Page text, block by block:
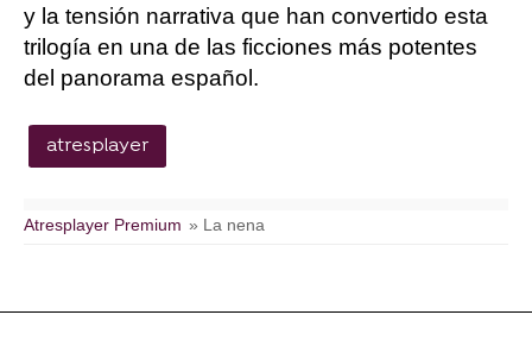
y la tensión narrativa que han convertido esta
trilogía en una de las ficciones más potentes
del panorama español.
atresplayer
Atresplayer Premium » La nena